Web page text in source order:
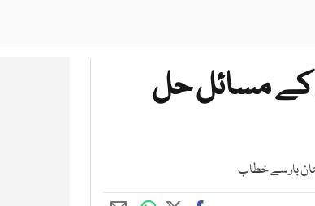
کے مسائل حل
بار سے خطاب